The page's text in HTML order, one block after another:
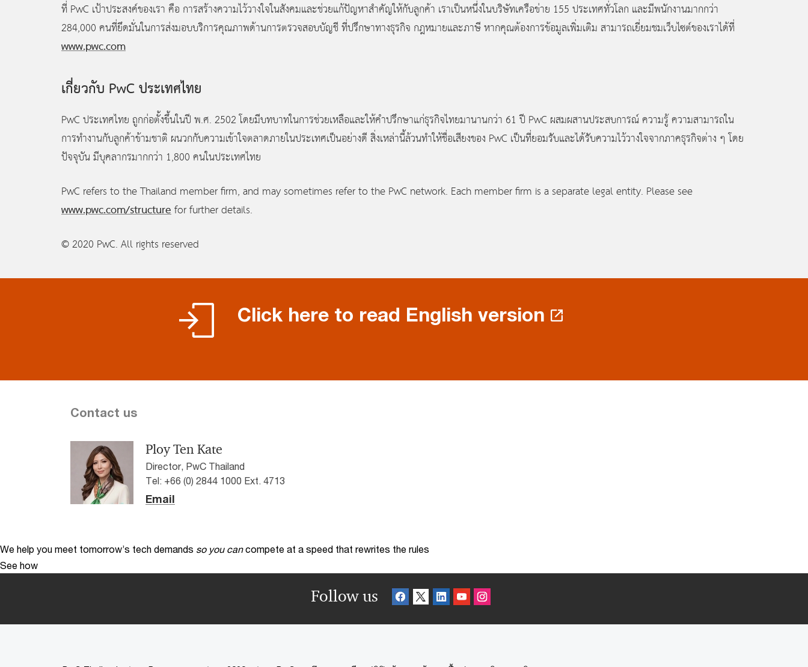
ที่ PwC เป้าประสงค์ของเรา คือ การสร้างความไว้วางใจในสังคมและช่วยแก้ปัญหาสำคัญให้กับลูกค้า เราเป็นหนึ่งในบริษัทเครือข่าย 155ประเทศทั่วโลก และมีพนักงานมากกว่า
284,000คนที่ยึดมั่นในการส่งมอบบริการคุณภาพด้านการตรวจสอบบัญชี ที่ปรึกษาทางธุรกิจ กฎหมายและภาษี หากคุณต้องการข้อมูลเพิ่มเติม สามารถเยี่ยมชมเว็บไซต์ของเราได้ที่
www.pwc.com
เกี่ยวกับ PwCประเทศไทย
PwC ประเทศไทย ถูกก่อตั้งขึ้นในปี พ.ศ. 2502 โดยมีบทบาทในการช่วยเหลือและให้คำปรึกษาแก่ธุรกิจไทยมานานกว่า 61 ปี PwC ผสมผสานประสบการณ์ ความรู้ ความสามารถใน
การทำงานกับลูกค้าข้ามชาติ ผนวกกับความเข้าใจตลาดภายในประเทศเป็นอย่างดี สิ่งเหล่านี้ล้วนทำให้ชื่อเสียงของ PwC เป็นที่ยอมรับและได้รับความไว้วางใจจากภาคธุรกิจต่าง ๆ โดย
ปัจจุบัน มีบุคลากรมากกว่า 1,800 คนในประเทศไทย
PwC refers to the Thailand member firm, and may sometimes refer to the PwC network. Each member firm is a separate legal entity. Please see
www.pwc.com/structurefor further details.
© 2020 PwC. All rights reserved
Click here to read English version
Contact us
Ploy Ten Kate
Director, PwC Thailand
Tel: +66 (0) 2844 1000 Ext. 4713
Email
We help you meet tomorrow’s tech demands so you can compete at a speed that rewrites the rules
See how
Follow us